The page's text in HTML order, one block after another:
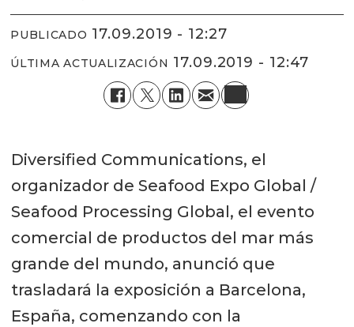
PUBLICADO 17.09.2019 - 12:27
ÚLTIMA ACTUALIZACIÓN 17.09.2019 - 12:47
Diversified Communications, el
organizador de Seafood Expo Global /
Seafood Processing Global, el evento
comercial de productos del mar más
grande del mundo, anunció que
trasladará la exposición a Barcelona, ​​
España, comenzando con la